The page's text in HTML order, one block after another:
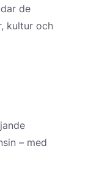
de
kultur och
– med